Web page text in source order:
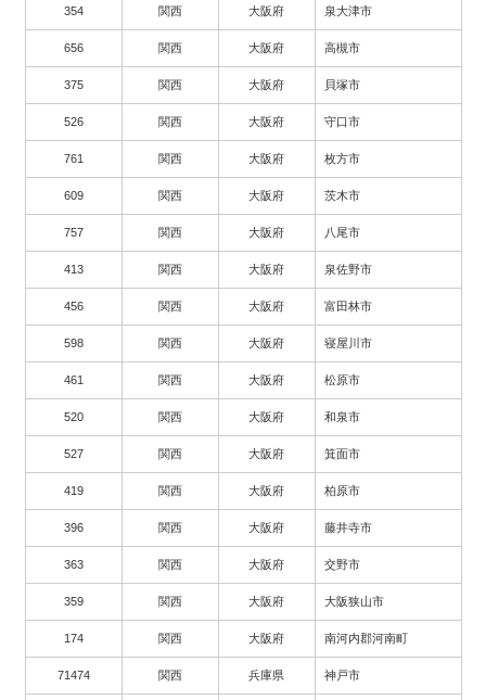
354 関西 大阪府 泉大津市
656 関西 大阪府 高槻市
375 関西 大阪府 貝塚市
526 関西 大阪府 守口市
761 関西 大阪府 枚方市
609 関西 大阪府 茨木市
757 関西 大阪府 八尾市
413 関西 大阪府 泉佐野市
456 関西 大阪府 富田林市
598 関西 大阪府 寝屋川市
461 関西 大阪府 松原市
520 関西 大阪府 和泉市
527 関西 大阪府 箕面市
419 関西 大阪府 柏原市
396 関西 大阪府 藤井寺市
363 関西 大阪府 交野市
359 関西 大阪府 大阪狭山市
174 関西 大阪府 南河内郡河南町
71474 関西 兵庫県 神戸市